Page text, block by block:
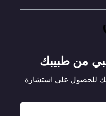
من طبيبك
للحصول على استشارة